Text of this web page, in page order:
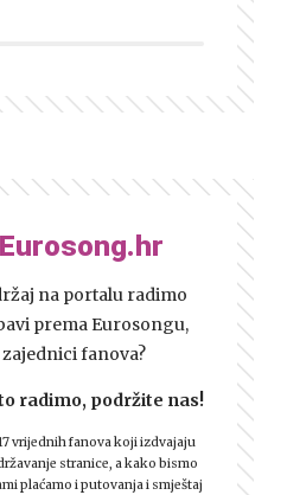
Eurosong.hr
na portalu radimo
prema Eurosongu,
fanova?
radimo, podržite nas!
vrijednih fanova koji izdvajaju
stranice, a kako bismo
plaćamo i putovanja i smještaj